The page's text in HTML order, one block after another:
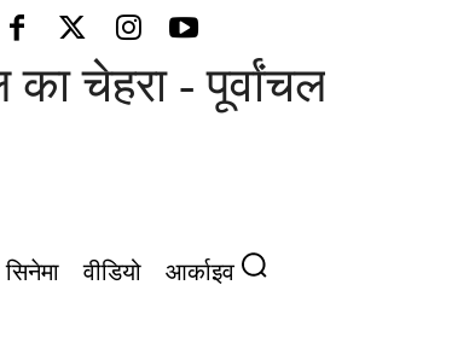
- पूर्वांचल की आवाज़
सिनेमा वीडियो आर्काइव